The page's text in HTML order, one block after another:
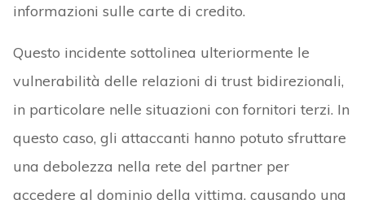
informazioni sulle carte di credito.
Questo incidente sottolinea ulteriormente le
vulnerabilità delle relazioni di trust bidirezionali,
in particolare nelle situazioni con fornitori terzi. In
questo caso, gli attaccanti hanno potuto sfruttare
una debolezza nella rete del partner per
accedere al dominio della vittima, causando una